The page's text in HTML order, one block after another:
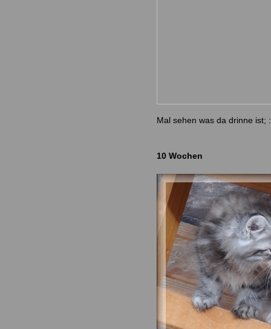
Mal sehen was da drinne ist;
10 Wochen